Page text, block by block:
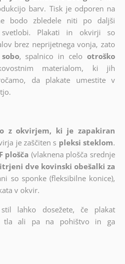
barv. Tisk je odporen na
bodo zbledele niti po daljši
svetlobi. Plakati in okvirji so
brez neprijetnega vonja, zato
, spalnico in celo otroško
materialom, ki jih
da plakate umestite v
z okvirjem, ki je zapakiran
je zaščiten s pleksi steklom.
plošča (vlaknena plošča srednje
dve kovinski obešalki za
so sponke (fleksibilne konice),
v okvir.
stil lahko dosežete, če plakat
tla ali pa na pohištvo in ga